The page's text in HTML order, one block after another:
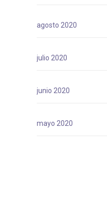
agosto 2020
julio 2020
junio 2020
mayo 2020